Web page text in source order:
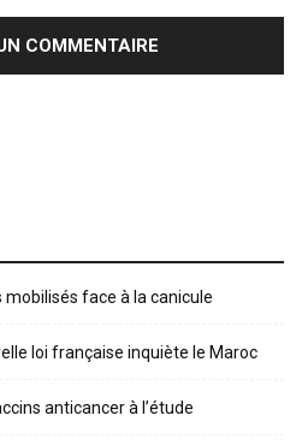
mobilisés face à la canicule
loi française inquiète le Maroc
anticancer à l’étude